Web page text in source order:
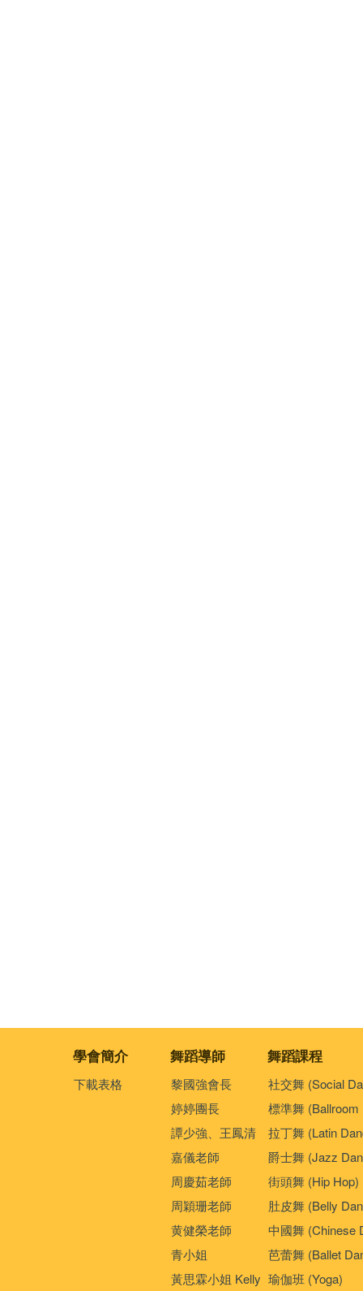
學會簡介 舞蹈導師 舞蹈課程
下載表格
黎國強會長
婷婷團長
譚少強、王鳳清
嘉儀老師
周慶茹老師
周穎珊老師
黄健榮老師
青小姐
黃思霖小姐 Kelly
社交舞 (Social
標準舞 (Ballroom
拉丁舞 (Latin
爵士舞 (Jazz
街頭舞 (Hip Hop)
肚皮舞 (Belly
中國舞 (Chinese
芭蕾舞 (Ballet
瑜伽班 (Yoga)